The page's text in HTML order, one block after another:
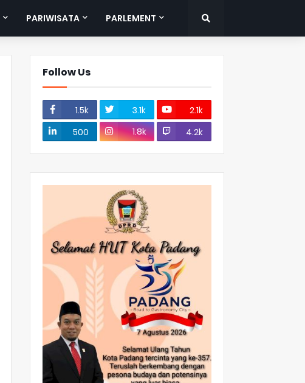
PARIWISATA PARLEMENT
Follow Us
1.5k 3.1k
2.1k
500
1.8k 4.2k